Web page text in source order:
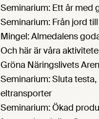
Seminarium: Ett år med
Seminarium: Från jord
Mingel: Almedalens
Och här är våra
Gröna Näringslivets
Seminarium: Sluta
eltransporter
Seminarium: Ökad